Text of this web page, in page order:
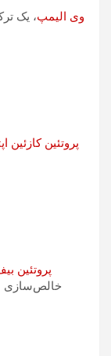
وی الیمپ، یک
پروتئین کازئین
پروتئین
خالص‌سازی